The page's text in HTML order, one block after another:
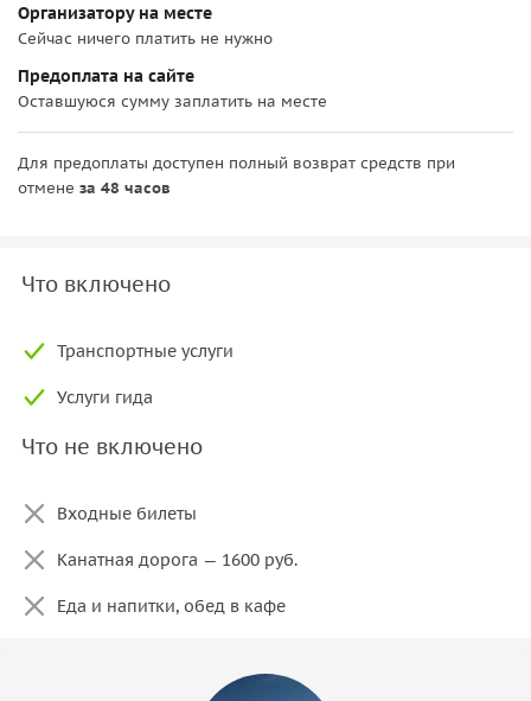
Организатору на месте
Сейчас ничего платить не нужно
Предоплата на сайте
Оставшуюся сумму заплатить на месте
Для предоплаты доступен полный возврат средств при
отмене за 48 часов
Что включено
Транспортные услуги
Услуги гида
Что не включено
Входные билеты
Канатная дорога — 1600 руб.
Еда и напитки, обед в кафе